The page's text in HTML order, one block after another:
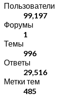
Пользователи
99,197
Форумы
1
Темы
996
Ответы
29,516
Метки тем
485